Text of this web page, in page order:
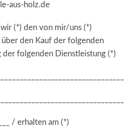
aus-holz.de
(*) den von mir/uns (*)
über den Kauf der folgenden
folgenden Dienstleistung (*)
/ erhalten am (*)